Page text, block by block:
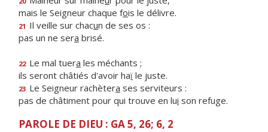
mais le Seigneur chaque fois le délivre.
21 Il veille sur chacun de ses os :
pas un ne sera brisé.
22 Le mal tuera les méchants ;
ils seront châtiés d'avoir haï le juste.
23 Le Seigneur rachètera ses serviteurs :
pas de châtiment pour qui trouve en lui son refuge.
PAROLE DE DIEU : GA 5, 26; 6, 2